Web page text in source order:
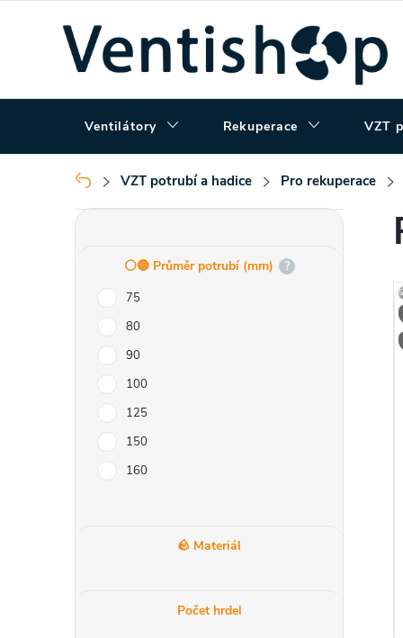
Ventilátory Rekuperace VZT
Domů
VZT potrubí a hadice Pro rekuperace
P
⚪️🔵 Průměr potrubí (mm) ?
75
80
90
100
125
150
160
🪨 Materiál
Počet hrdel